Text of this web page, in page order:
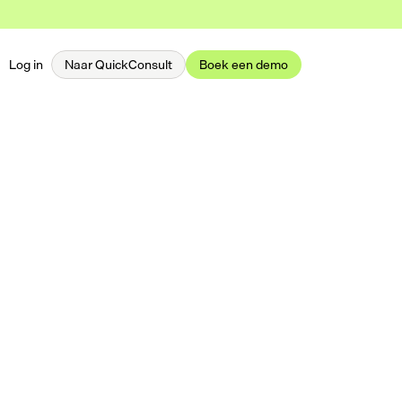
Log in Naar QuickConsult Boek een demo